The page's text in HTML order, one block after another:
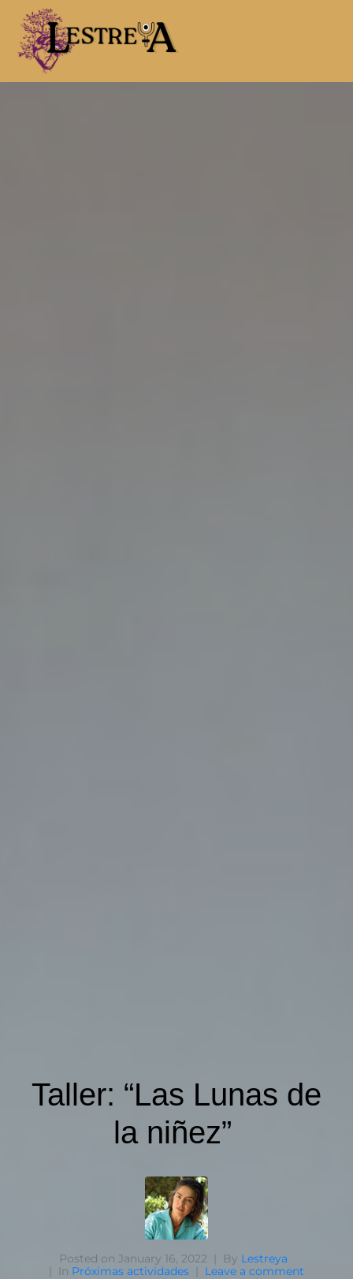
Taller: “Las Lunas de
la niñez”
Posted on January 16, 2022 By Lestreya
In Próximas actividades Leave a comment